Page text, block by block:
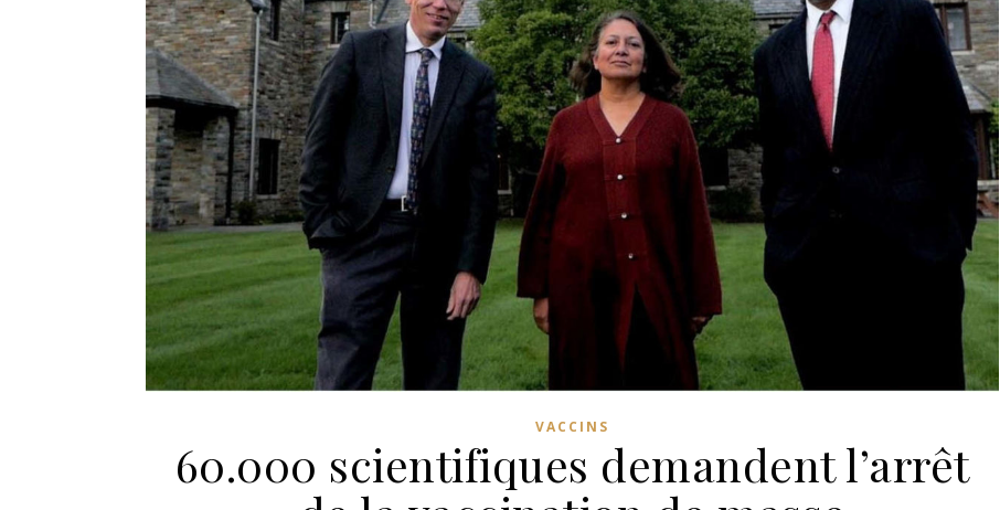
VACCINS
60.000 scientifiques demandent l’arrêt